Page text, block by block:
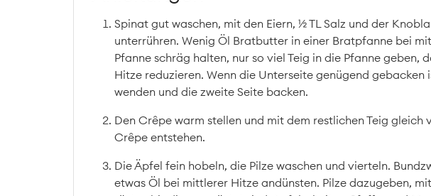
Spinat gut waschen, mit den Eiern, ½ TL Salz und der
unterrühren. Wenig Öl Bratbutter in einer Bratpfanne bei
Pfanne schräg halten, nur so viel Teig in die Pfanne geben,
Hitze reduzieren. Wenn die Unterseite genügend gebacken
wenden und die zweite Seite backen.
Den Crêpe warm stellen und mit dem restlichen Teig gleich
Crêpe entstehen.
Die Äpfel fein hobeln, die Pilze waschen und vierteln.
etwas Öl bei mittlerer Hitze andünsten. Pilze dazugeben, mit